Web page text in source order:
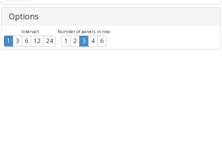
Options
Intervall
1 3 6 12 24
Number of panels in row
1 2 3 4 6